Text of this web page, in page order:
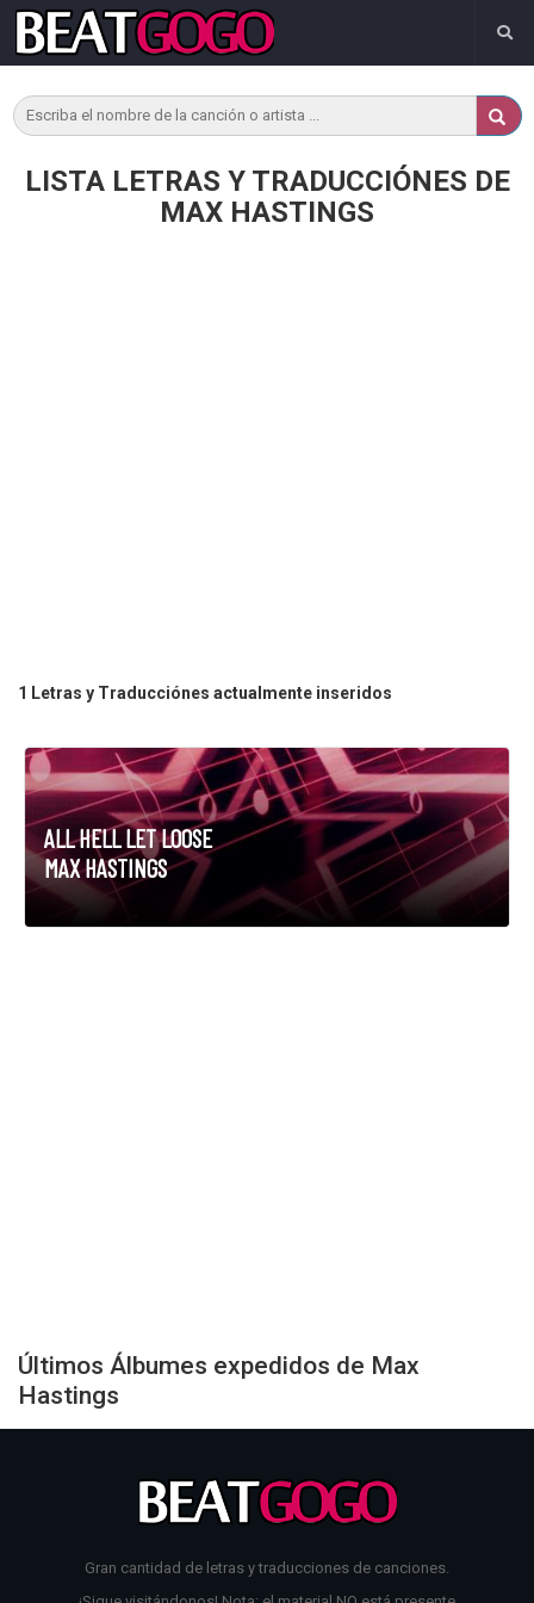
LISTA LETRAS Y TRADUCCIÓNES DE
MAX HASTINGS
1 Letras y Traducciónes actualmente inseridos
ALL HELL LET LOOSE
MAX HASTINGS
Últimos Álbumes expedidos de Max
Hastings
Gran cantidad de letras y traducciones de canciones.